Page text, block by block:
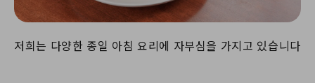
저희는 다양한 종일 아침 요리에 자부심을 가지고 있습니다